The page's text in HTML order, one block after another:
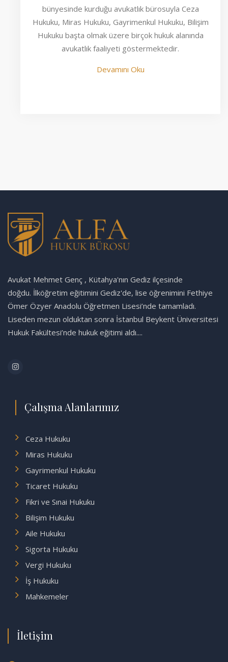
bünyesinde kurduğu avukatlık bürosuyla Ceza
Hukuku, Miras Hukuku, Gayrimenkul Hukuku, Bilişim
Hukuku başta olmak üzere birçok hukuk alanında
avukatlık faaliyeti göstermektedir.
Devamını Oku
Avukat Mehmet Genç , Kütahya'nın Gediz ilçesinde
doğdu. İlköğretim eğitimini Gediz'de, lise öğrenimini Fethiye
Ömer Özyer Anadolu Öğretmen Lisesi’nde tamamladı.
Liseden mezun olduktan sonra İstanbul Beykent Üniversitesi
Hukuk Fakültesi’nde hukuk eğitimi aldı....
Çalışma Alanlarımız
Ceza Hukuku
Miras Hukuku
Gayrimenkul Hukuku
Ticaret Hukuku
Fikri ve Sınai Hukuku
Bilişim Hukuku
Aile Hukuku
Sigorta Hukuku
Vergi Hukuku
İş Hukuku
Mahkemeler
İletişim